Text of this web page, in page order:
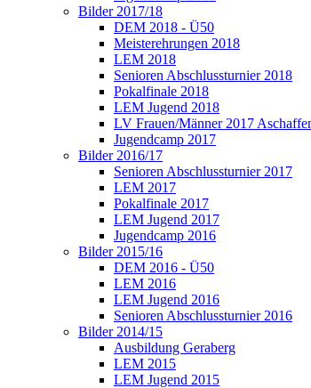
Bilder 2017/18
DEM 2018 - Ü50
Meisterehrungen 2018
LEM 2018
Senioren Abschlussturnier 2018
Pokalfinale 2018
LEM Jugend 2018
LV Frauen/Männer 2017
Jugendcamp 2017
Bilder 2016/17
Senioren Abschlussturnier 2017
LEM 2017
Pokalfinale 2017
LEM Jugend 2017
Jugendcamp 2016
Bilder 2015/16
DEM 2016 - Ü50
LEM 2016
LEM Jugend 2016
Senioren Abschlussturnier 2016
Bilder 2014/15
Ausbildung Geraberg
LEM 2015
LEM Jugend 2015